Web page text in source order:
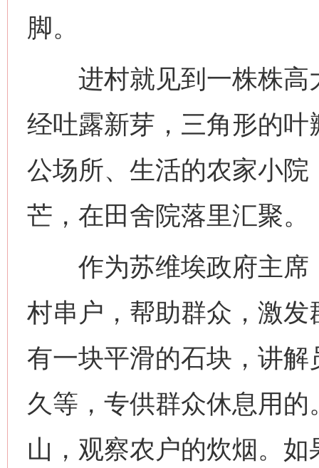
脚。
进村就见到一株株高
经吐露新芽，三角形的
公场所、生活的农家小
芒，在田舍院落里汇聚。
作为苏维埃政府主席
村串户，帮助群众，激
有一块平滑的石块，讲
久等，专供群众休息用
山，观察农户的炊烟。